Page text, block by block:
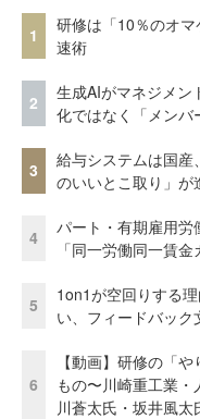
1
研修は「10％のオ
速術
2
生成AIがマネジメン
化ではなく「メンバ
3
給与システムは国
のいいとこ取り」が
4
パート・有期雇用労
「同一労働同一賃
5
1on1が空回りする
い、フィードバック
6
【動画】研修の「
もの〜川崎重工業
川蒼太氏・坂井風太